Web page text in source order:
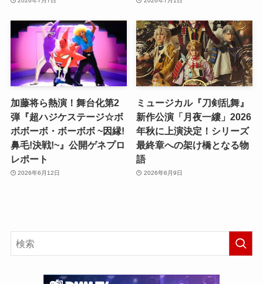
加藤将ら熱演！舞台化第2
弾『超ハジケステージ☆ボ
ボボーボ・ボーボボ ~因縁!
鼻毛!決戦!~』公開ゲネプロ
レポート
2026年6月12日
ミュージカル『刀剣乱舞』
新作公演「月夜一縷」2026
年秋に上演決定！シリーズ
最終章への架け橋となる物
語
2026年6月9日